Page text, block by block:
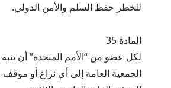
للخطر حفظ السلم والأمن الدولي.
المادة 35
لكل عضو من “الأمم المتحدة” أن
الجمعية العامة إلى أي نزاع أو موقف